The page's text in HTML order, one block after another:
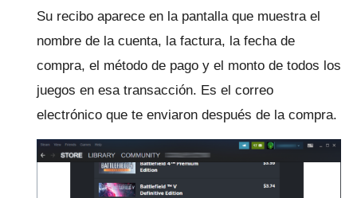
Su recibo aparece en la pantalla que muestra el
nombre de la cuenta, la factura, la fecha de
compra, el método de pago y el monto de todos los
juegos en esa transacción. Es el correo
electrónico que te enviaron después de la compra.